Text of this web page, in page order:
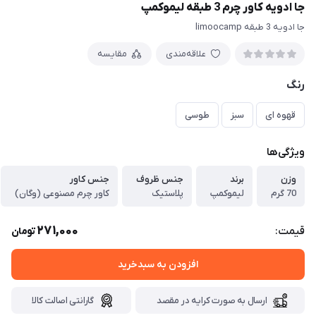
جا ادویه کاور چرم 3 طبقه لیموکمپ
جا ادویه 3 طبقه limoocamp
علاقه‌مندی مقایسه
رنگ
قهوه ای سبز طوسی
ویژگی‌ها
وزن
70 گرم
برند
لیموکمپ
جنس ظروف
پلاستیک
جنس کاور
کاور چرم مصنوعی (وگان)
قیمت: 271,000تومان
افزودن به سبدخرید
ارسال به صورت کرایه در مقصد گارانتی اصالت کالا